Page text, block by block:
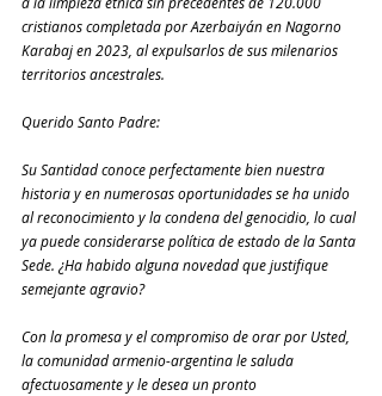
cristianos completada por Azerbaiyán en Nagorno
Karabaj en 2023, al expulsarlos de sus milenarios
territorios ancestrales.
Querido Santo Padre:
Su Santidad conoce perfectamente bien nuestra
historia y en numerosas oportunidades se ha unido
al reconocimiento y la condena del genocidio, lo cual
ya puede considerarse política de estado de la Santa
Sede. ¿Ha habido alguna novedad que justifique
semejante agravio?
Con la promesa y el compromiso de orar por Usted,
la comunidad armenio-argentina le saluda
afectuosamente y le desea un pronto